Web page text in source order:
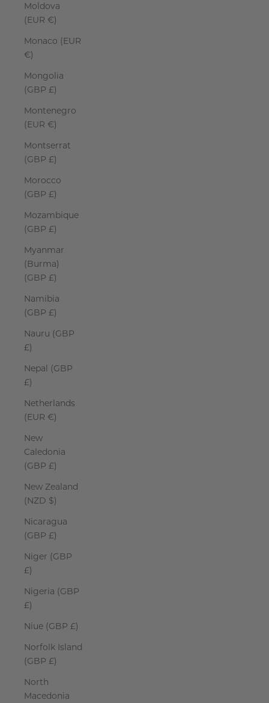
Moldova
(EUR €)
Monaco (EUR
€)
Mongolia
(GBP £)
Montenegro
(EUR €)
Montserrat
(GBP £)
Morocco
(GBP £)
Mozambique
(GBP £)
Myanmar
(Burma)
(GBP £)
Namibia
(GBP £)
Nauru (GBP
£)
Nepal (GBP
£)
Netherlands
(EUR €)
New
Caledonia
(GBP £)
New Zealand
(NZD $)
Nicaragua
(GBP £)
Niger (GBP
£)
Nigeria (GBP
£)
Niue (GBP £)
Norfolk Island
(GBP £)
North
Macedonia